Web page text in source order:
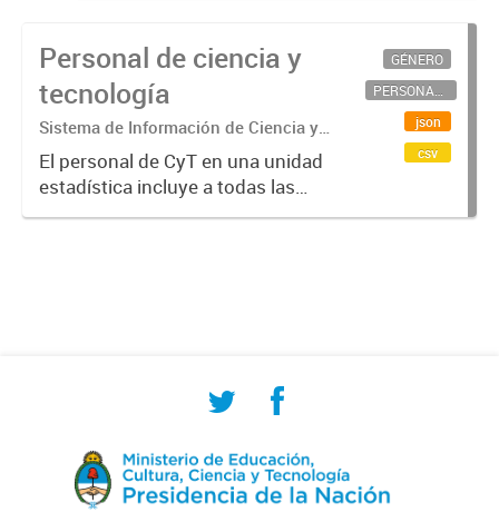
Personal de ciencia y
tecnología
Sistema de Información de Ciencia y
Tecnología Argentino (SICYTAR)
El personal de CyT en una unidad
estadística incluye a todas las
personas involucradas
GÉNERO
PERSONAL CIENTÍFICO-TECNOLÓGICO
json
csv